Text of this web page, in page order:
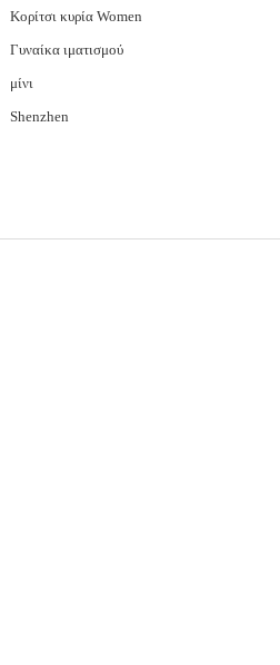
Κορίτσι κυρία Women
Γυναίκα ιματισμού
μίνι
Shenzhen